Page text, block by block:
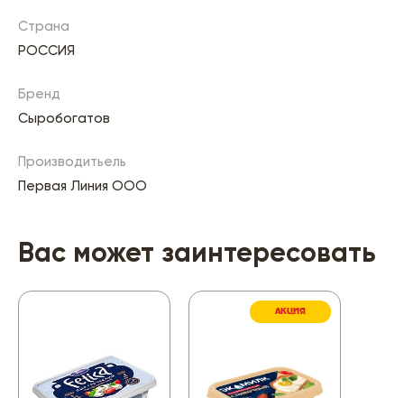
Страна
РОССИЯ
Бренд
Сыробогатов
Производитьель
Первая Линия ООО
Вас может заинтересовать
АКЦИЯ